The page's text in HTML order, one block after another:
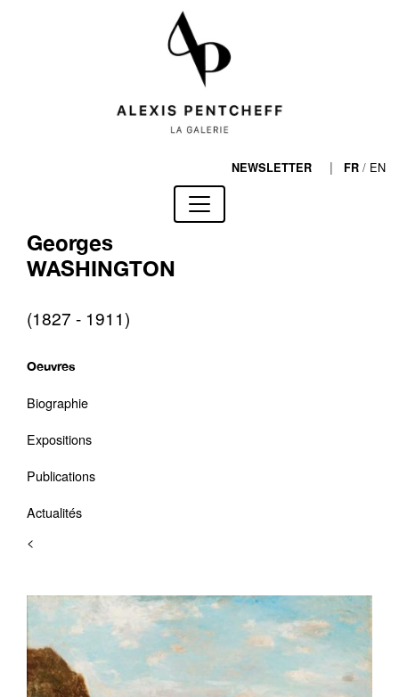
NEWSLETTER | FR / EN
Georges
WASHINGTON
(1827 - 1911)
Oeuvres
Biographie
Expositions
Publications
Actualités
<